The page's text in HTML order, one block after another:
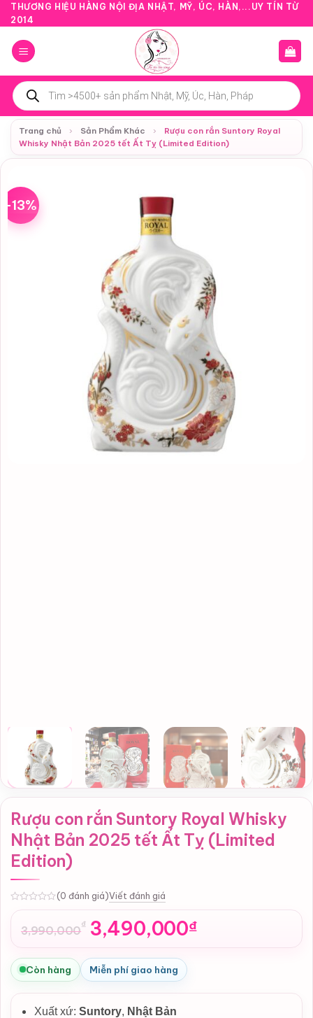
Bỏ
qua
nội
dung
THƯƠNG HIỆU HÀNG NỘI ĐỊA NHẬT, MỸ, ÚC, HÀN,...UY TÍN TỪ
2014
Tìm
kiếm
sản
phẩm
Trang chủ
› Sản Phẩm Khác ›
Rượu con rắn Suntory Royal
Whisky Nhật Bản 2025 tết Ất Tỵ (Limited Edition)
-13%
Rượu con rắn Suntory Royal Whisky
Nhật Bản 2025 tết Ất Tỵ (Limited
Edition)
(0 đánh giá)Viết đánh giá
3,990,000₫
Giá
gốc
là:
3,990,000₫.
3,490,000₫
Giá
hiện
tại
là:
3,490,000₫.
Còn hàng Miễn phí giao hàng
Xuất xứ: Suntory, Nhật Bản